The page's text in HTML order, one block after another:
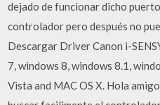
dejado de funcionar dicho
controlador pero después no
Descargar Driver Canon i-
7, windows 8, windows 8.1,
Vista and MAC OS X. Hola